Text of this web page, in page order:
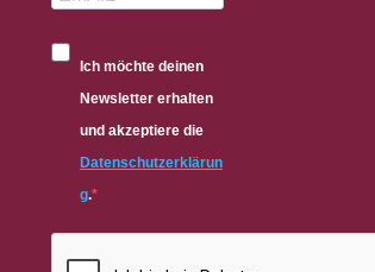
Ich möchte deinen
Newsletter erhalten
und akzeptiere die
Datenschutzerklärun
g.